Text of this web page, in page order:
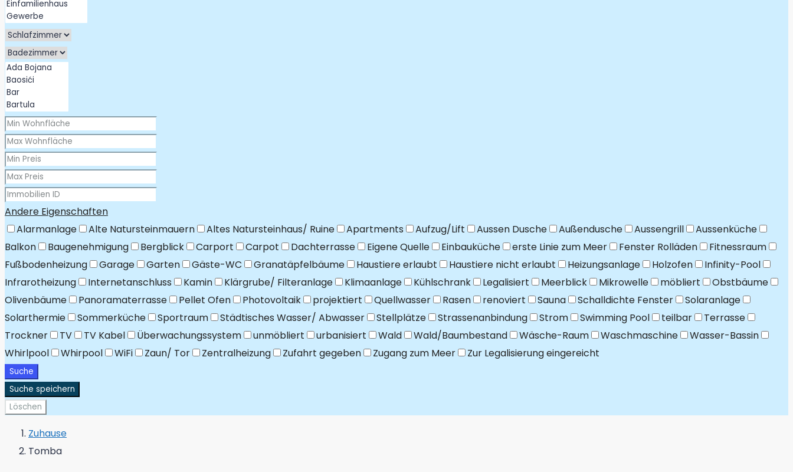
Andere Eigenschaften
Alarmanlage
Alte Natursteinmauern Altes Natursteinhaus/ Ruine Apartments Aufzug/Lift Aussen Dusche Außendusche Aussengrill
Aussenküche
Balkon
Baugenehmigung Bergblick Carport Carpot Dachterrasse Eigene Quelle Einbauküche erste Linie zum Meer Fenster Rolläden
Fitnessraum
Fußbodenheizung
Garage Garten Gäste-WC Granatäpfelbäume Haustiere erlaubt Haustiere nicht erlaubt Heizungsanlage Holzofen
Infinity-Pool
Infrarotheizung
Internetanschluss Kamin Klärgrube/ Filteranlage Klimaanlage Kühlschrank Legalisiert Meerblick Mikrowelle möbliert
Obstbäume
Olivenbäume
Panoramaterrasse Pellet Ofen Photovoltaik projektiert Quellwasser Rasen renoviert Sauna Schalldichte Fenster
Solaranlage
Solarthermie
Sommerküche Sportraum Städtisches Wasser/ Abwasser Stellplätze Strassenanbindung Strom Swimming Pool teilbar
Terrasse
Trockner
TV TV Kabel Überwachungssystem unmöbliert urbanisiert Wald Wald/Baumbestand Wäsche-Raum Waschmaschine
Wasser-Bassin
Whirlpool
Whirpool WiFi Zaun/ Tor Zentralheizung Zufahrt gegeben Zugang zum Meer Zur Legalisierung eingereicht
Suche
Suche speichern
Löschen
Zuhause
Tomba